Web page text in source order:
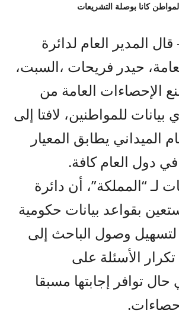
كانا بوصلة التشريعات
المدير العام لدائرة
حيدر فريحات ،السبت،
الإحصاءات العامة من
للمواطنين، لافتا إلى
الميداني يطابق المعيار
دول العام كافة.
لـ “المملكة”، أن دائرة
بقواعد بيانات حكومية
وصول الباحث إلى
الأسئلة على
توافر إجابتها مسبقا